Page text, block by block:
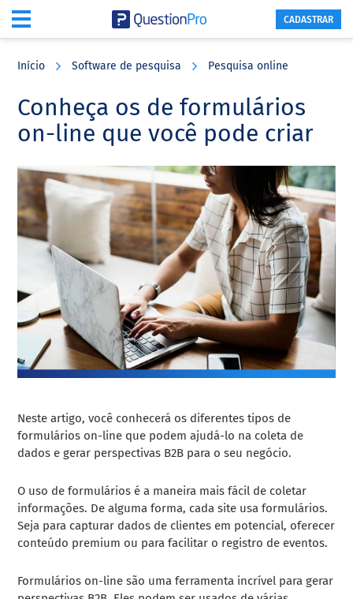
content
sidebar
CADASTRAR
Início Software de pesquisa Pesquisa online
Conheça os de formulários
on-line que você pode criar
Neste artigo, você conhecerá os diferentes tipos de
formulários on-line que podem ajudá-lo na coleta de
dados e gerar perspectivas B2B para o seu negócio.
O uso de formulários é a maneira mais fácil de coletar
informações. De alguma forma, cada site usa formulários.
Seja para capturar dados de clientes em potencial, oferecer
conteúdo premium ou para facilitar o registro de eventos.
Formulários on-line são uma ferramenta incrível para gerar